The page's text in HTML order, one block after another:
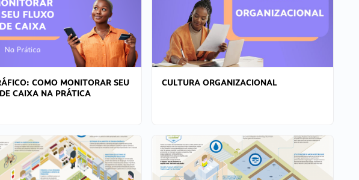
COMO MONITORAR SEU
CAIXA NA PRÁTICA
CULTURA ORGANIZACIONAL